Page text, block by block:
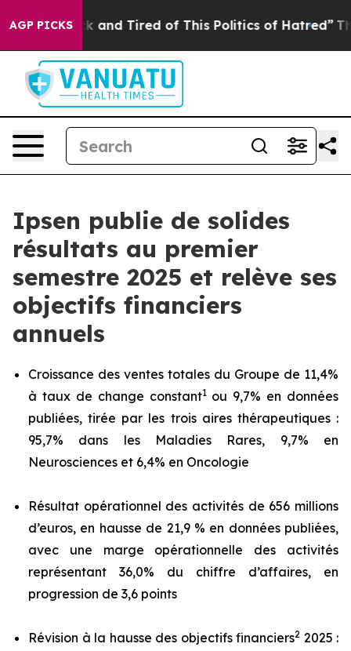
AGP PICKS
Sick and Tired of This Politics of Hatred” The Story
Ipsen publie de solides
résultats au premier
semestre 2025 et relève ses
objectifs financiers
annuels
Croissance des ventes totales du Groupe de 11,4%
à taux de change constant1ou 9,7% en données
publiées, tirée par les trois aires thérapeutiques :
95,7% dans les Maladies Rares, 9,7% en
Neurosciences et 6,4% en Oncologie
Résultat opérationnel des activités de 656 millions
d’euros, en hausse de 21,9 % en données publiées,
avec une marge opérationnelle des activités
représentant 36,0% du chiffre d’affaires, en
progression de 3,6 points
Révision à la hausse des objectifs financiers2 2025 :